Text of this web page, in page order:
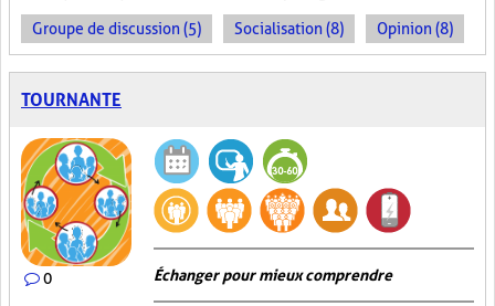
Groupe de discussion (5) Socialisation (8) Opinion (8)
TOURNANTE
0 Échanger pour mieux comprendre